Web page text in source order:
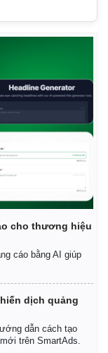
cho thương hiệu
cáo bằng AI giúp
dịch quảng
dẫn cách tạo
trên SmartAds.